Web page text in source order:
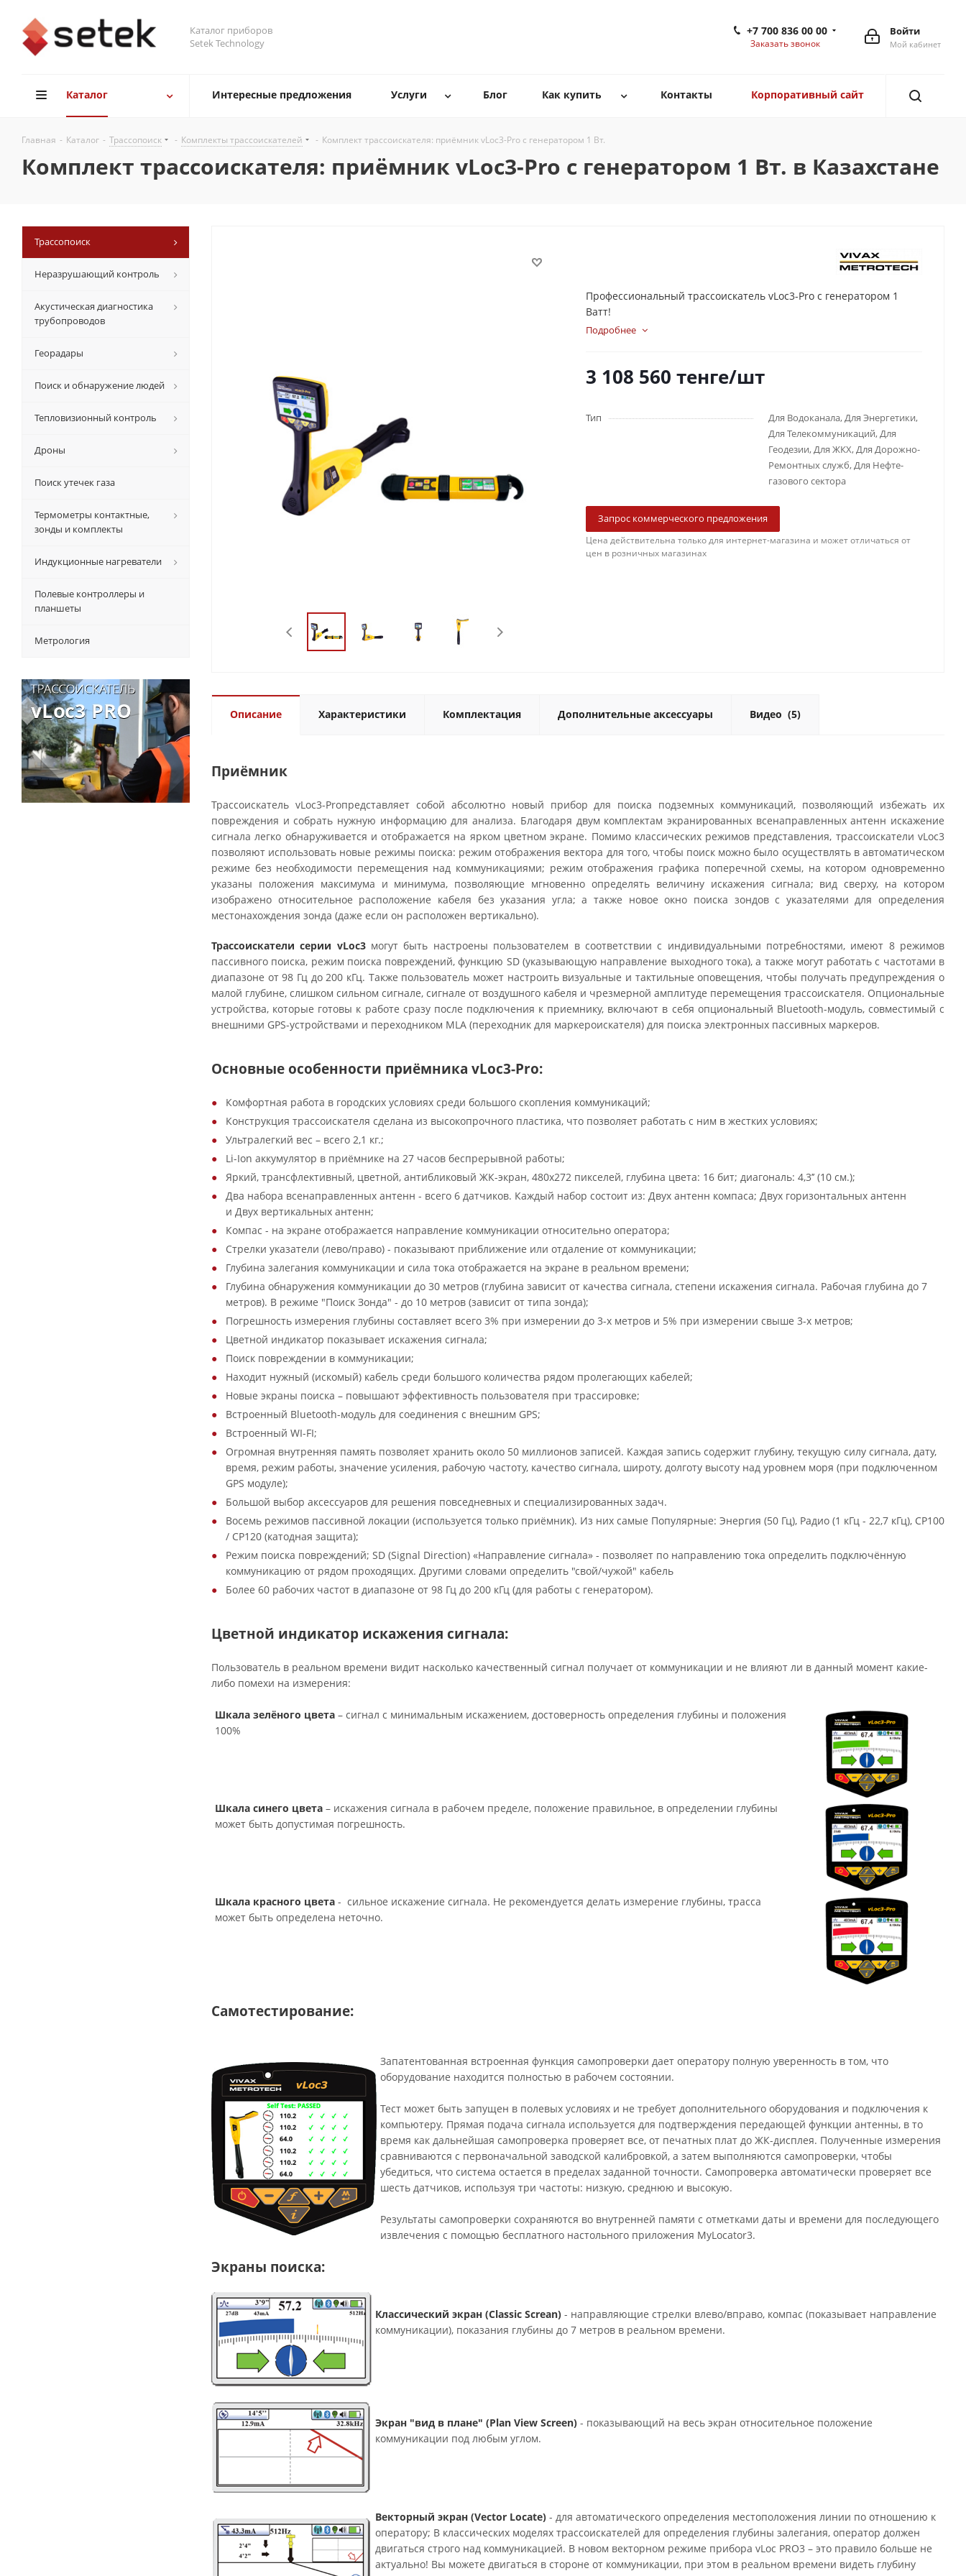
Каталог приборов
Setek Technology
Войти
Мой кабинет
+7 700 836 00 00
Заказать звонок
Каталог Интересные предложения Услуги Блог Как купить Контакты Корпоративный сайт
Главная - Каталог - Трассопоиск - Комплекты трассоискателей - Комплект трассоискателя: приёмник vLoc3-Pro с генератором 1 Вт.
Комплект трассоискателя: приёмник vLoc3-Pro с генератором 1 Вт. в Казахстане
Профессиональный трассоискатель vLoc3-Pro с генератором 1
Ватт!
Подробнее
3 108 560 тенге/шт
Тип
Для Водоканала, Для Энергетики,
Для Телекоммуникаций, Для
Геодезии, Для ЖКХ, Для Дорожно-
Ремонтных служб, Для Нефте-
газового сектора
Запрос коммерческого предложения
Цена действительна только для интернет-магазина и может отличаться от
цен в розничных магазинах
Описание Характеристики Комплектация Дополнительные аксессуары Видео (5)
Приёмник
Трассоискатель vLoc3-Proпредставляет собой абсолютно новый прибор для поиска подземных коммуникаций, позволяющий избежать их
повреждения и собрать нужную информацию для анализа. Благодаря двум комплектам экранированных всенаправленных антенн искажение
сигнала легко обнаруживается и отображается на ярком цветном экране. Помимо классических режимов представления, трассоискатели vLoc3
позволяют использовать новые режимы поиска: режим отображения вектора для того, чтобы поиск можно было осуществлять в автоматическом
режиме без необходимости перемещения над коммуникациями; режим отображения графика поперечной схемы, на котором одновременно
указаны положения максимума и минимума, позволяющие мгновенно определять величину искажения сигнала; вид сверху, на котором
изображено относительное расположение кабеля без указания угла; а также новое окно поиска зондов с указателями для определения
местонахождения зонда (даже если он расположен вертикально).
Трассоискатели серии vLoc3могут быть настроены пользователем в соответствии с индивидуальными потребностями, имеют 8 режимов
пассивного поиска, режим поиска повреждений, функцию SD (указывающую направление выходного тока), а также могут работать с частотами в
диапазоне от 98 Гц до 200 кГц. Также пользователь может настроить визуальные и тактильные оповещения, чтобы получать предупреждения о
малой глубине, слишком сильном сигнале, сигнале от воздушного кабеля и чрезмерной амплитуде перемещения трассоискателя. Опциональные
устройства, которые готовы к работе сразу после подключения к приемнику, включают в себя опциональный Bluetooth-модуль, совместимый с
внешними GPS-устройствами и переходником MLA (переходник для маркероискателя) для поиска электронных пассивных маркеров.
Основные особенности приёмника vLoc3-Pro:
Комфортная работа в городских условиях среди большого скопления коммуникаций;
Конструкция трассоискателя сделана из высокопрочного пластика, что позволяет работать с ним в жестких условиях;
Ультралегкий вес – всего 2,1 кг.;
Li-Ion аккумулятор в приёмнике на 27 часов беспрерывной работы;
Яркий, трансфлективный, цветной, антибликовый ЖК-экран, 480x272 пикселей, глубина цвета: 16 бит; диагональ: 4,3’’ (10 см.);
Два набора всенаправленных антенн - всего 6 датчиков. Каждый набор состоит из: Двух антенн компаса; Двух горизонтальных антенн
и Двух вертикальных антенн;
Компас - на экране отображается направление коммуникации относительно оператора;
Стрелки указатели (лево/право) - показывают приближение или отдаление от коммуникации;
Глубина залегания коммуникации и сила тока отображается на экране в реальном времени;
Глубина обнаружения коммуникации до 30 метров (глубина зависит от качества сигнала, степени искажения сигнала. Рабочая глубина до 7
метров). В режиме "Поиск Зонда" - до 10 метров (зависит от типа зонда);
Погрешность измерения глубины составляет всего 3% при измерении до 3-х метров и 5% при измерении свыше 3-х метров;
Цветной индикатор показывает искажения сигнала;
Поиск повреждении в коммуникации;
Находит нужный (искомый) кабель среди большого количества рядом пролегающих кабелей;
Новые экраны поиска – повышают эффективность пользователя при трассировке;
Встроенный Bluetooth-модуль для соединения с внешним GPS;
Встроенный WI-FI;
Огромная внутренняя память позволяет хранить около 50 миллионов записей. Каждая запись содержит глубину, текущую силу сигнала, дату,
время, режим работы, значение усиления, рабочую частоту, качество сигнала, широту, долготу высоту над уровнем моря (при подключенном
GPS модуле);
Большой выбор аксессуаров для решения повседневных и специализированных задач.
Восемь режимов пассивной локации (используется только приёмник). Из них самые Популярные: Энергия (50 Гц), Радио (1 кГц - 22,7 кГц), СР100
/ CP120 (катодная защита);
Режим поиска повреждений; SD (Signal Direction) «Направление сигнала» - позволяет по направлению тока определить подключённую
коммуникацию от рядом проходящих. Другими словами определить "свой/чужой" кабель
Более 60 рабочих частот в диапазоне от 98 Гц до 200 кГц (для работы с генератором).
Цветной индикатор искажения сигнала:
Пользователь в реальном времени видит насколько качественный сигнал получает от коммуникации и не влияют ли в данный момент какие-
либо помехи на измерения:
Шкала зелёного цвета – сигнал с минимальным искажением, достоверность определения глубины и положения
100%
Шкала синего цвета – искажения сигнала в рабочем пределе, положение правильное, в определении глубины
может быть допустимая погрешность.
Шкала красного цвета - сильное искажение сигнала. Не рекомендуется делать измерение глубины, трасса
может быть определена неточно.
Самотестирование:
Запатентованная встроенная функция самопроверки дает оператору полную уверенность в том, что
оборудование находится полностью в рабочем состоянии.
Тест может быть запущен в полевых условиях и не требует дополнительного оборудования и подключения к
компьютеру. Прямая подача сигнала используется для подтверждения передающей функции антенны, в то
время как дальнейшая самопроверка проверяет все, от печатных плат до ЖК-дисплея. Полученные измерения
сравниваются с первоначальной заводской калибровкой, а затем выполняются самопроверки, чтобы
убедиться, что система остается в пределах заданной точности. Самопроверка автоматически проверяет все
шесть датчиков, используя три частоты: низкую, среднюю и высокую.
Результаты самопроверки сохраняются во внутренней памяти с отметками даты и времени для последующего
извлечения с помощью бесплатного настольного приложения MyLocator3.
Экраны поиска:
Классический экран (Classic Screan) - направляющие стрелки влево/вправо, компас (показывает направление
коммуникации), показания глубины до 7 метров в реальном времени.
Экран "вид в плане" (Plan View Screen) - показывающий на весь экран относительное положение
коммуникации под любым углом.
Векторный экран (Vector Locate) - для автоматического определения местоположения линии по отношению к
оператору; В классических моделях трассоискателей для определения глубины залегания, оператор должен
двигаться строго над коммуникацией. В новом векторном режиме прибора vLoc PRO3 – это правило больше не
актуально! Вы можете двигаться в стороне от коммуникации, при этом в реальном времени видеть глубину
Трассопоиск
Неразрушающий контроль
Акустическая диагностика
трубопроводов
Георадары
Поиск и обнаружение людей
Тепловизионный контроль
Дроны
Поиск утечек газа
Термометры контактные,
зонды и комплекты
Индукционные нагреватели
Полевые контроллеры и
планшеты
Метрология